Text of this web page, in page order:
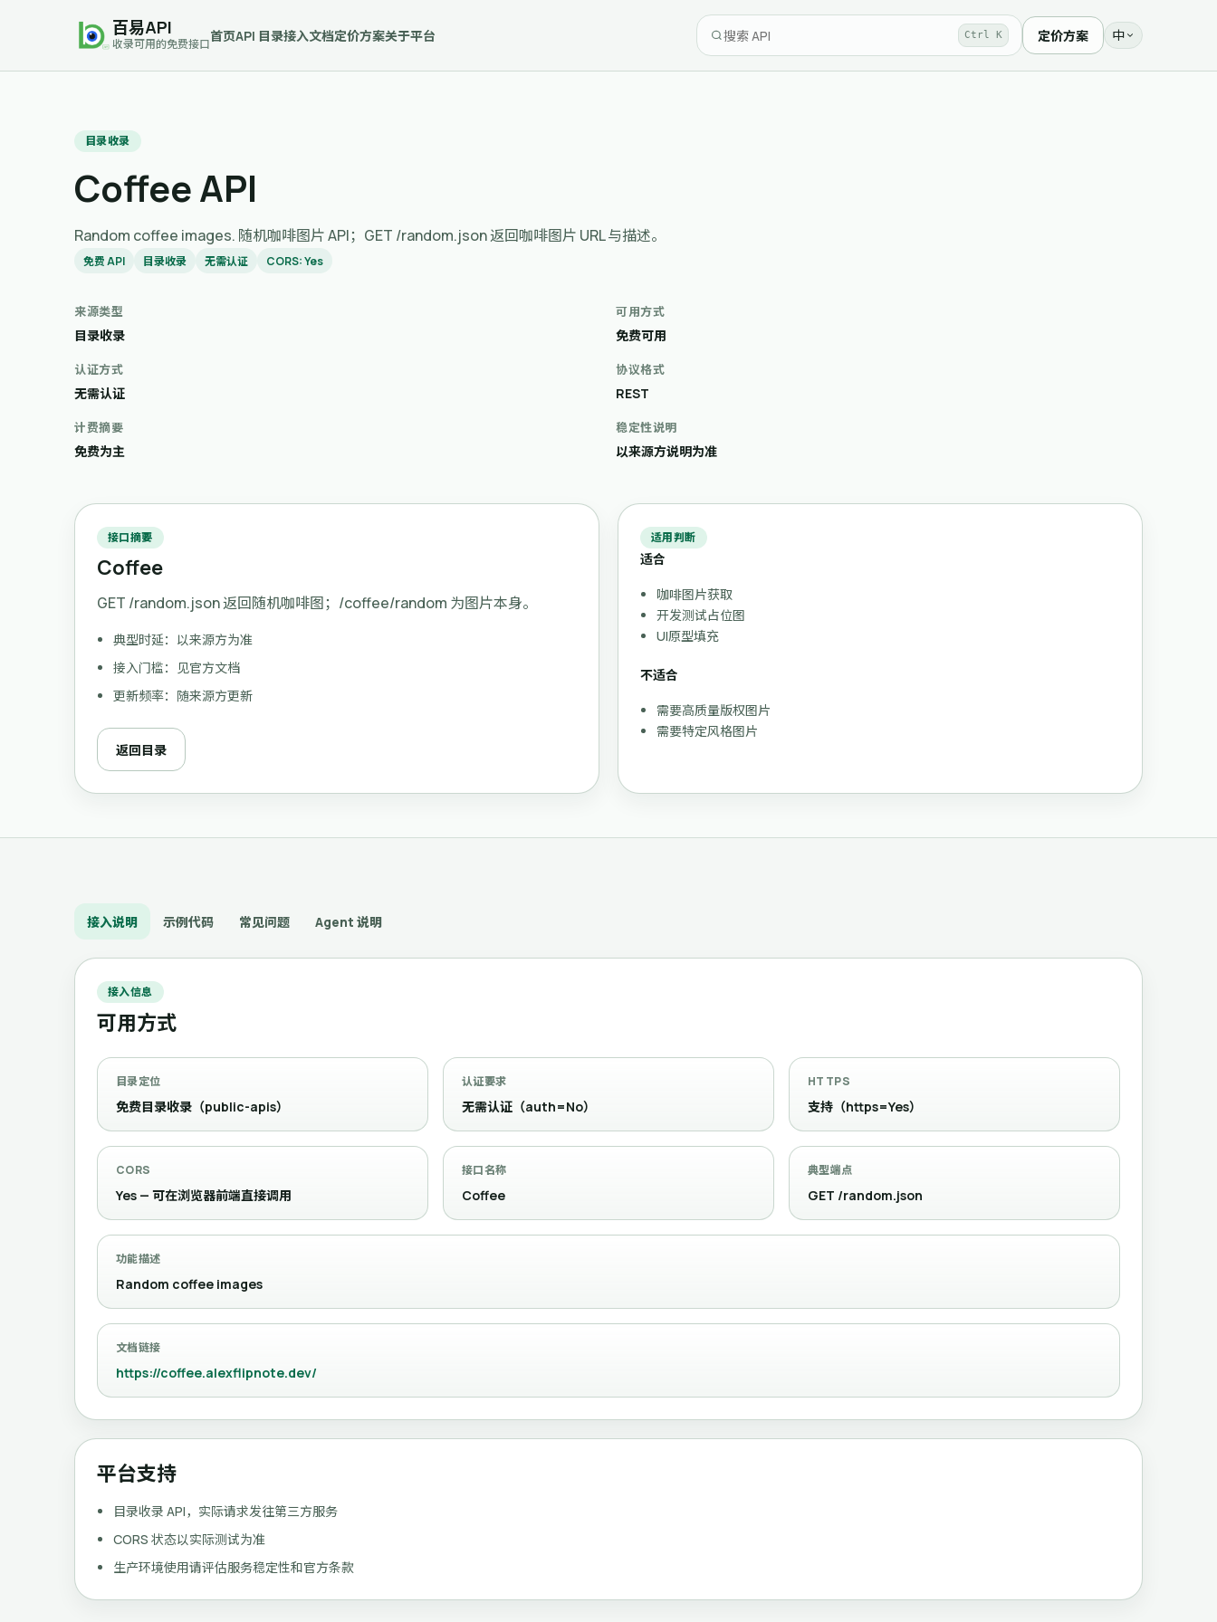
百易API
收录可用的免费接口
首页API 目录接入文档定价方案关于平台 Ctrl K 定价方案 中
目录收录
Coffee API
Random coffee images. 随机咖啡图片 API；GET /random.json 返回咖啡图片 URL 与描述。
免费 API 目录收录 无需认证 CORS: Yes
来源类型
目录收录
可用方式
免费可用
认证方式
无需认证
协议格式
REST
计费摘要
免费为主
稳定性说明
以来源方说明为准
接口摘要
Coffee
GET /random.json 返回随机咖啡图；/coffee/random 为图片本身。
典型时延：以来源方为准
接入门槛：见官方文档
更新频率：随来源方更新
返回目录
适用判断
适合
咖啡图片获取
开发测试占位图
UI原型填充
不适合
需要高质量版权图片
需要特定风格图片
接入说明 示例代码 常见问题 Agent 说明
接入信息
可用方式
目录定位
免费目录收录（public-apis）
认证要求
无需认证（auth=No）
HTTPS
支持（https=Yes）
CORS
Yes — 可在浏览器前端直接调用
接口名称
Coffee
典型端点
GET /random.json
功能描述
Random coffee images
文档链接
https://coffee.alexflipnote.dev/
平台支持
目录收录 API，实际请求发往第三方服务
CORS 状态以实际测试为准
生产环境使用请评估服务稳定性和官方条款